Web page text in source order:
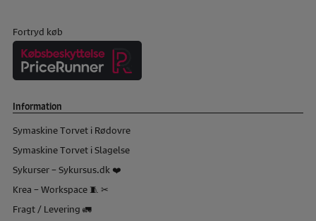
Fortryd køb
Information
Symaskine Torvet i Rødovre
Symaskine Torvet i Slagelse
Sykurser – Sykursus.dk ❤️
Krea – Workspace 🧵 ✂
Fragt / Levering 🚛